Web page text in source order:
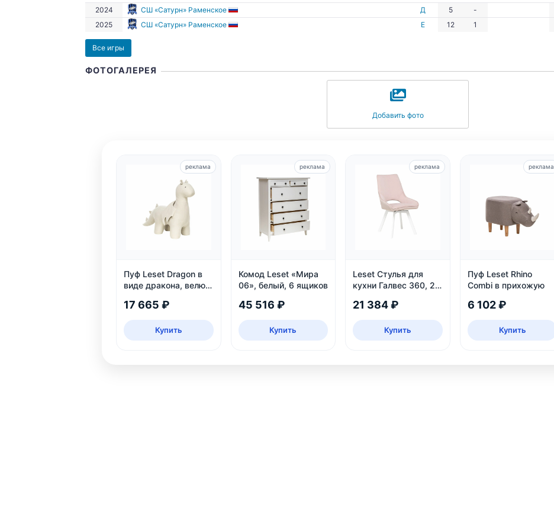
2024
СШ «Сатурн» Раменское Д 5
-
2025
СШ «Сатурн» Раменское Е 12 1
Все игры
ФОТОГАЛЕРЕЯ
Добавить фото
Пуф Leset Dragon в
виде дракона, велюр
и детской
17 665 ₽
Купить
реклама
Комод Leset «Мира
06», белый, 6 ящиков
45 516 ₽
Купить
реклама
Leset Стулья для
кухни Галвес 360, 2
21 384 ₽
Купить
реклама
Пуф Leset Rhino
Combi в прихожую
6 102 ₽
Купить
реклама